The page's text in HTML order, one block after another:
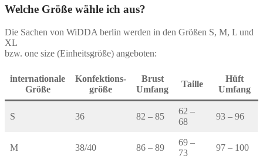
Welche Größe wähle ich aus?
Die Sachen von WiDDA berlin werden in den Größen S, M, L und
XL
bzw. one size (Einheitsgröße) angeboten:
internationale
Größe
Konfektions-
größe
Brust
Umfang
Taille
Hüft
Umfang
S 36 82 – 85
62 –
68
93 – 96
M 38/40 86 – 89
69 –
73
97 – 100